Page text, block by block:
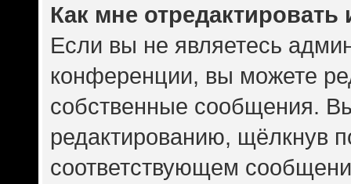
Как мне
Если вы не являетесь
конференции, вы можете
собственные сообщения.
редактированию, щёлкнув
соответствующем